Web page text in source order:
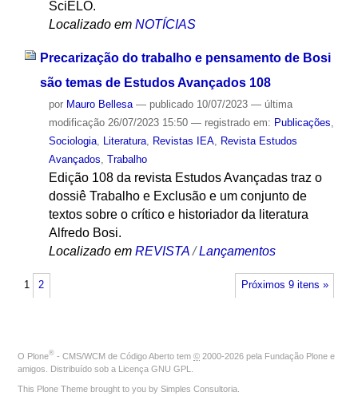
SciELO.
Localizado em NOTÍCIAS
Precarização do trabalho e pensamento de Bosi
são temas de Estudos Avançados 108
por Mauro Bellesa — publicado10/07/2023 — última
modificação26/07/2023 15:50 — registrado em: Publicações,
Sociologia, Literatura, Revistas IEA, Revista Estudos
Avançados, Trabalho
Edição 108 da revista Estudos Avançadas traz o
dossiê Trabalho e Exclusão e um conjunto de
textos sobre o crítico e historiador da literatura
Alfredo Bosi.
Localizado em REVISTA /Lançamentos
Próximos 9 itens »
1 2
O Plone® - CMS/WCM de Código Aberto tem © 2000-2026 pela Fundação Plone e
amigos. Distribuído sob a Licença GNU GPL
This Plone Theme brought to you by Simples Consultoria